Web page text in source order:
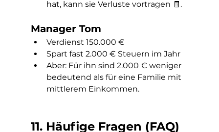
hat, kann sie Verluste vortragen 🧾.
Manager Tom
Verdienst 150.000 €
Spart fast 2.000 € Steuern im Jahr
Aber: Für ihn sind 2.000 € weniger
bedeutend als für eine Familie mit
mittlerem Einkommen.
11. Häufige Fragen (FAQ)